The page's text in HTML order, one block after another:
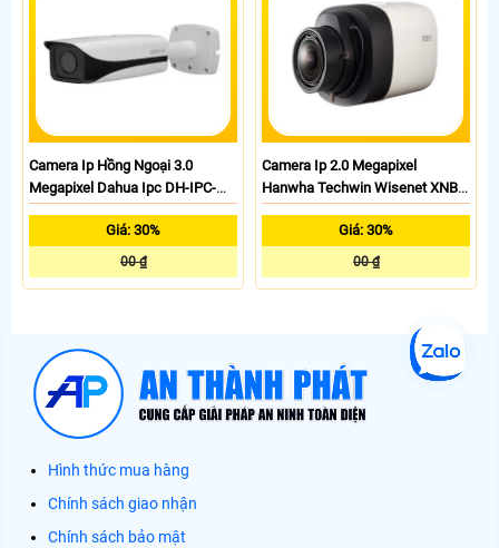
Camera Ip Hồng Ngoại 3.0
Megapixel Dahua Ipc DH-IPC-
Giá: 30%
00 ₫
Camera Ip 2.0 Megapixel
Hanwha Techwin Wisenet XNB-
Giá: 30%
00 ₫
Hình thức mua hàng
Chính sách giao nhận
Chính sách bảo mật